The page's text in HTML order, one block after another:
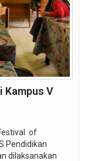
Kampus V
of
Pendidikan
dilaksanakan